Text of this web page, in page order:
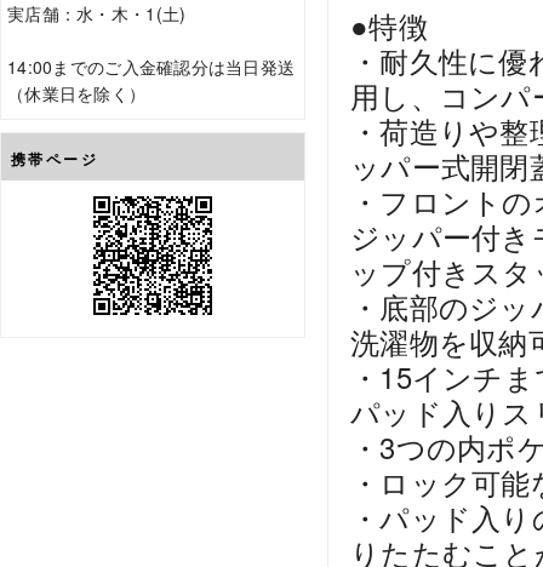
実店舗：水・木・1(土)
14:00までのご入金確認分は当日発送
（休業日を除く）
携帯ページ
●特徴
・耐久性に
用し、コン
・荷造りや
ッパー式開閉
・フロント
ジッパー付
ップ付きス
・底部のジ
洗濯物を収納
・15インチ
パッド入りス
・3つの内ポ
・ロック可
・パッド入
りたたむこ